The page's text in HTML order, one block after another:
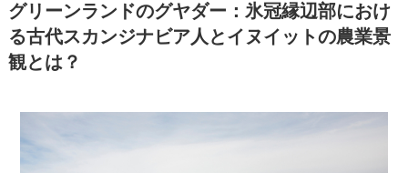
グリーンランドのグヤダー：氷冠縁辺部におけ
る古代スカンジナビア人とイヌイットの農業景
観とは？